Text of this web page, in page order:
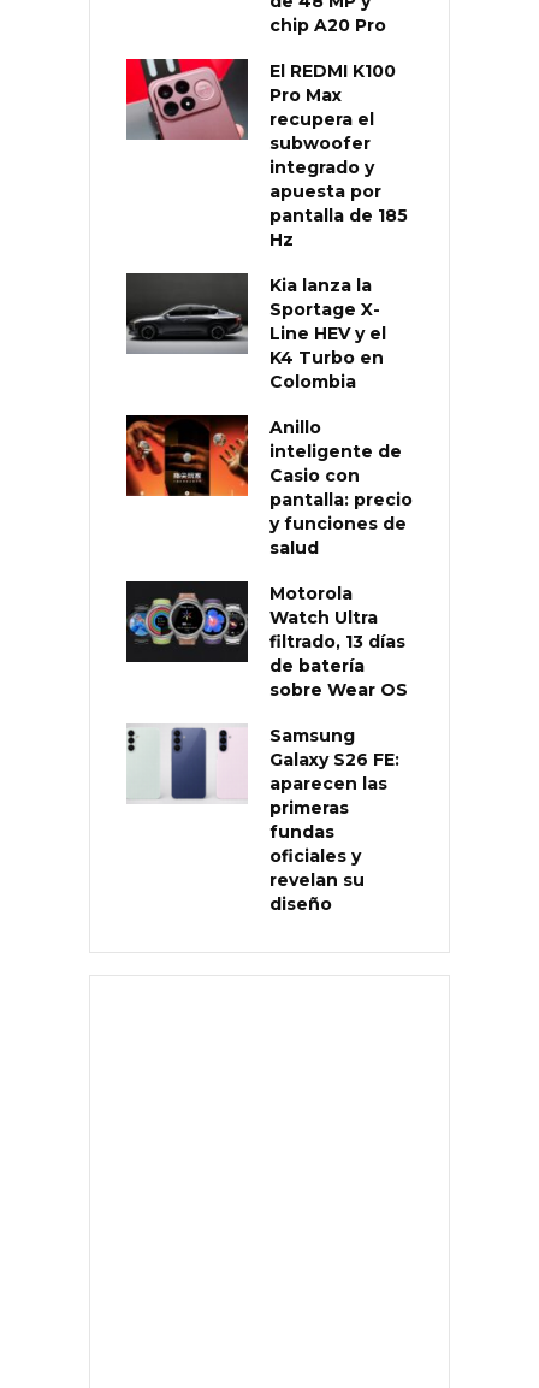
chip A20 Pro
El REDMI K100
Pro Max
recupera el
subwoofer
integrado y
apuesta por
pantalla de 185
Hz
Kia lanza la
Sportage X-
Line HEV y el
K4 Turbo en
Colombia
Anillo
inteligente de
Casio con
pantalla: precio
y funciones de
salud
Motorola
Watch Ultra
filtrado, 13 días
de batería
sobre Wear OS
Samsung
Galaxy S26 FE:
aparecen las
primeras
fundas
oficiales y
revelan su
diseño